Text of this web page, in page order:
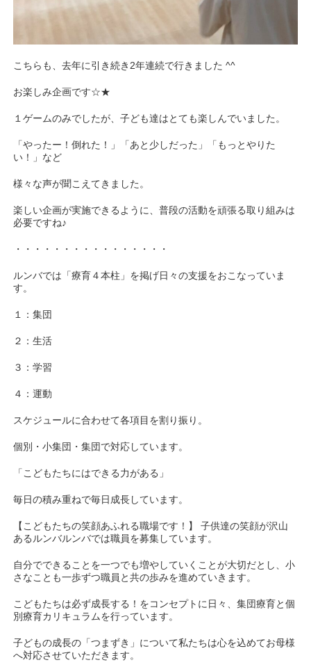
こちらも、去年に引き続き2年連続で行きました ^^
お楽しみ企画です☆★
１ゲームのみでしたが、子ども達はとても楽しんでいました。
「やったー！倒れた！」「あと少しだった」「もっとやりた
い！」など
様々な声が聞こえてきました。
楽しい企画が実施できるように、普段の活動を頑張る取り組みは
必要ですね♪
・・・・・・・・・・・・・・・・
ルンバでは「療育４本柱」を掲げ日々の支援をおこなっていま
す。
１：集団
２：生活
３：学習
４：運動
スケジュールに合わせて各項目を割り振り。
個別・小集団・集団で対応しています。
「こどもたちにはできる力がある」
毎日の積み重ねで毎日成長しています。
【こどもたちの笑顔あふれる職場です！】 子供達の笑顔が沢山
あるルンバルンバでは職員を募集しています。
自分でできることを一つでも増やしていくことが大切だとし、小
さなことも一歩ずつ職員と共の歩みを進めていきます。
こどもたちは必ず成長する！をコンセプトに日々、集団療育と個
別療育カリキュラムを行っています。
子どもの成長の「つまずき」について私たちは心を込めてお母様
へ対応させていただきます。